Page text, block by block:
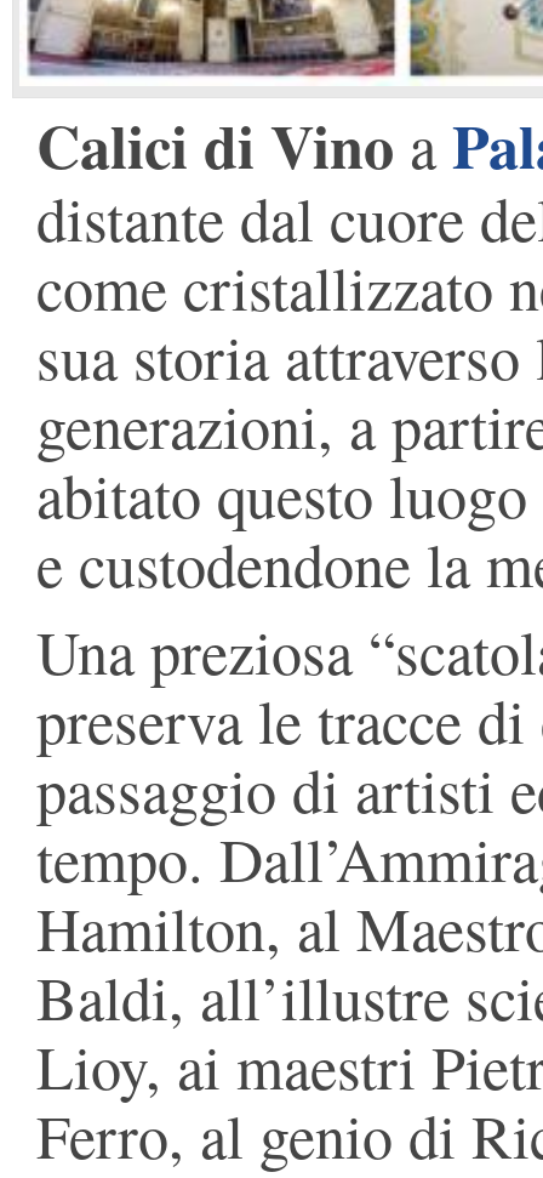
Calici di Vino a
distante dal cuore
come cristallizzato
sua storia
generazioni, a
abitato questo
e custodendone la
Una preziosa
preserva le tracce
passaggio di artisti
tempo.
Hamilton, al
Baldi, all’illustre
Lioy, ai maestri
Ferro, al genio di